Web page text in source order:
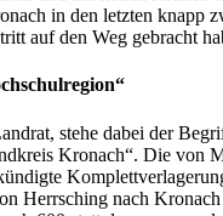
in den letzten knapp
auf den Weg gebracht
stehe dabei der
Kronach“. Die von
Herrsching nach